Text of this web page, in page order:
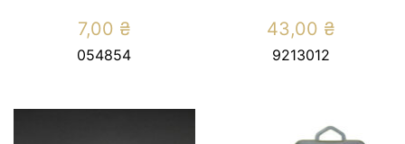
7,00 ₴
054854
43,00 ₴
9213012